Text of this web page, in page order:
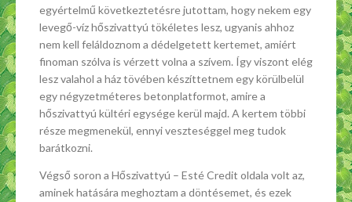
egyértelmű következtetésre jutottam, hogy nekem egy
levegő-víz hőszivattyú tökéletes lesz, ugyanis ahhoz
nem kell feláldoznom a dédelgetett kertemet, amiért
finoman szólva is vérzett volna a szívem. Így viszont elég
lesz valahol a ház tövében készíttetnem egy körülbelül
egy négyzetméteres betonplatformot, amire a
hőszivattyú kültéri egysége kerül majd. A kertem többi
része megmenekül, ennyi veszteséggel meg tudok
barátkozni.
Végső soron a Hőszivattyú – Esté Credit oldala volt az,
aminek hatására meghoztam a döntésemet, és ezek